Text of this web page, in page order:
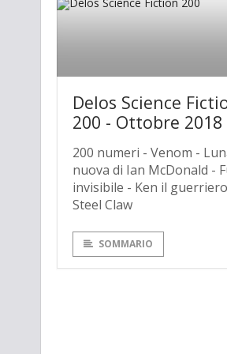
Delos Science
200 - Ottobre 2018
200 numeri - Venom -
nuova di Ian McDonald -
invisibile - Ken il
Steel Claw
SOMMARIO